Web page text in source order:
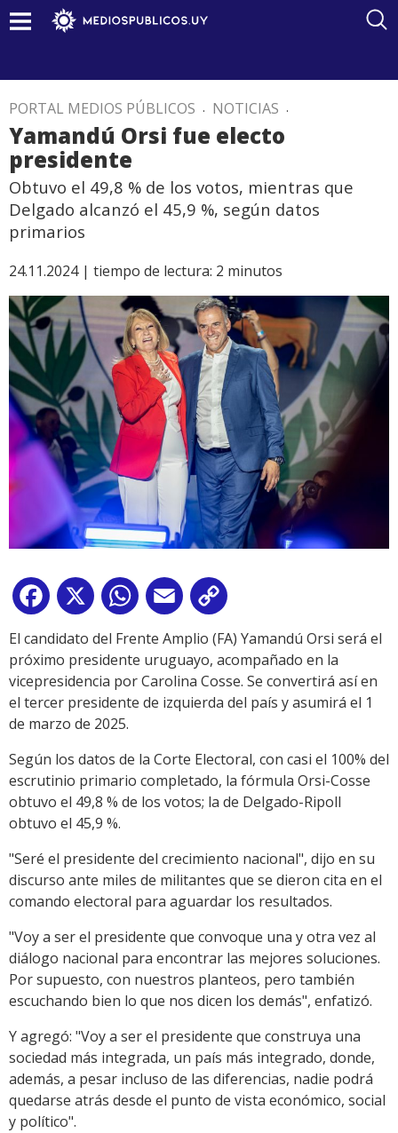
PORTAL MEDIOS PÚBLICOS . NOTICIAS .
Yamandú Orsi fue electo
presidente
Obtuvo el 49,8 % de los votos, mientras que
Delgado alcanzó el 45,9 %, según datos
primarios
24.11.2024 | tiempo de lectura: 2 minutos
Facebook
X WhatsApp
Email
Link
El candidato del Frente Amplio (FA) Yamandú Orsi será el
próximo presidente uruguayo, acompañado en la
vicepresidencia por Carolina Cosse. Se convertirá así en
el tercer presidente de izquierda del país y asumirá el 1
de marzo de 2025.
Según los datos de la Corte Electoral, con casi el 100% del
escrutinio primario completado, la fórmula Orsi-Cosse
obtuvo el 49,8 % de los votos; la de Delgado-Ripoll
obtuvo el 45,9 %.
"Seré el presidente del crecimiento nacional", dijo en su
discurso ante miles de militantes que se dieron cita en el
comando electoral para aguardar los resultados.
"Voy a ser el presidente que convoque una y otra vez al
diálogo nacional para encontrar las mejores soluciones.
Por supuesto, con nuestros planteos, pero también
escuchando bien lo que nos dicen los demás", enfatizó.
Y agregó: "Voy a ser el presidente que construya una
sociedad más integrada, un país más integrado, donde,
además, a pesar incluso de las diferencias, nadie podrá
quedarse atrás desde el punto de vista económico, social
y político".